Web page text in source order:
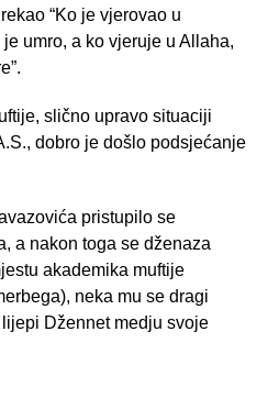
“Ko je vjerovao u
umro, a ko vjeruje u Allaha,
slično upravo situaciji
dobro je došlo podsjećanje
pristupilo se
a nakon toga se dženaza
akademika muftije
neka mu se dragi
Džennet medju svoje